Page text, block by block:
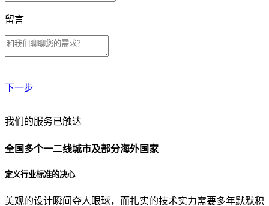
留言
下一步
贵公司预算范围是？
贵公司的团队规模是？
我们的服务已触达
全国多个一二线城市及部分海外国家
定义行业标准的决心
美观的设计瞬间夺人眼球，而扎实的技术实力需要多年默默积